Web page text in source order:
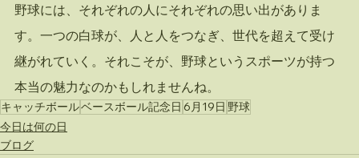
野球には、それぞれの人にそれぞれの思い出がありま
す。一つの白球が、人と人をつなぎ、世代を超えて受け
継がれていく。それこそが、野球というスポーツが持つ
本当の魅力なのかもしれませんね。
キャッチボールベースボール記念日 6月19日 野球
今日は何の日
ブログ